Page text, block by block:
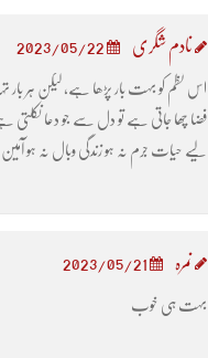
نادم شگری 2023/05/22
اس نظم کو بہت بار پڑھا ہے، لیکن ہر
فضا چھا جاتی ہے تو دل سے جو دعا
لیے حیات جرم نہ ہو زندگی وبال نہ ہو آمین
نمرہ 2023/05/21
بہت ہی خوب